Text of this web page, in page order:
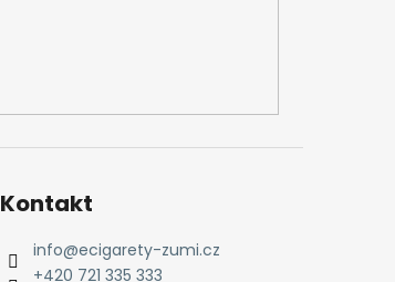
Kontakt
info@ecigarety-zumi.cz
+420 721 335 333